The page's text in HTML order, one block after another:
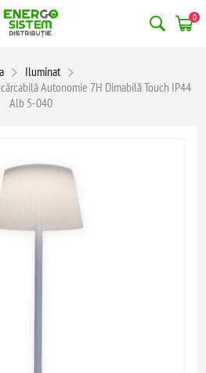
0
Iluminat
Autonomie 7H Dimabilă Touch IP44
Alb 5-040